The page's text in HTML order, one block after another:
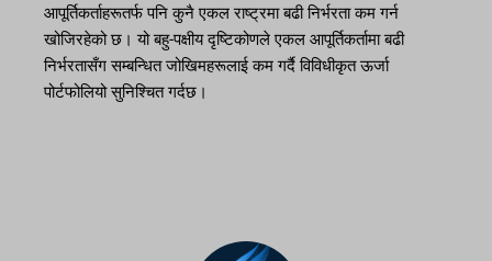
आपूर्तिकर्ताहरूतर्फ पनि कुनै एकल राष्ट्रमा बढी निर्भरता कम गर्न
खोजिरहेको छ। यो बहु-पक्षीय दृष्टिकोणले एकल आपूर्तिकर्तामा बढी
निर्भरतासँग सम्बन्धित जोखिमहरूलाई कम गर्दै विविधीकृत ऊर्जा
पोर्टफोलियो सुनिश्चित गर्दछ।